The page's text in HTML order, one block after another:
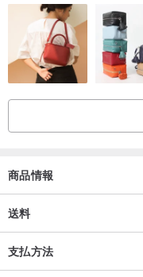
商品情報
送料
支払方法